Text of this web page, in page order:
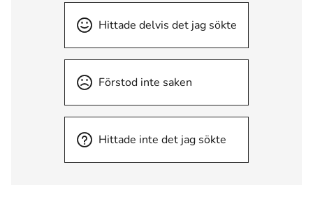
Hittade delvis det jag sökte
Förstod inte saken
Hittade inte det jag sökte